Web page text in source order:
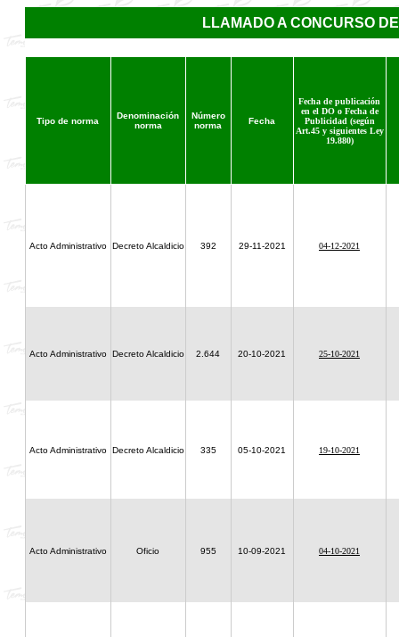
LLAMADO A CONCURSO
Tipo de norma
Denominación
norma
Número
norma
Fecha
Fecha de publicación
en el DO o Fecha de
Publicidad (según
Art.45 y siguientes Ley
19.880)
Acto Administrativo Decreto Alcaldicio 392 29-11-2021 04-12-2021
Acto Administrativo Decreto Alcaldicio 2.644 20-10-2021 25-10-2021
Acto Administrativo Decreto Alcaldicio 335 05-10-2021 19-10-2021
Acto Administrativo Oficio 955 10-09-2021 04-10-2021